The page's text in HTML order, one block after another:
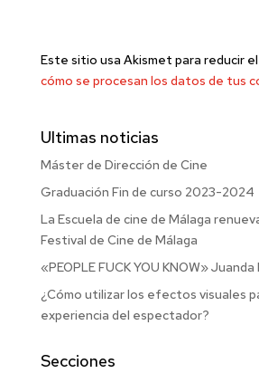
Este sitio usa Akismet para reducir el
cómo se procesan los datos de tus
Ultimas noticias
Máster de Dirección de Cine
Graduación Fin de curso 2023-2024
La Escuela de cine de Málaga
Festival de Cine de Málaga
«PEOPLE FUCK YOU KNOW»
¿Cómo utilizar los efectos visuales
experiencia del espectador?
Secciones